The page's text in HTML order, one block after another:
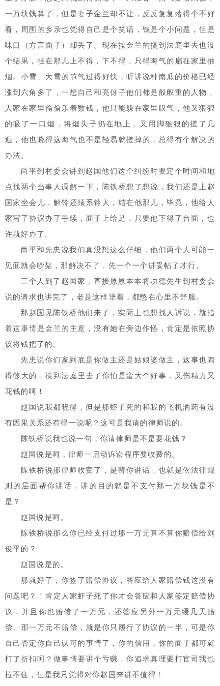
一万块钱算了，但是妻子金兰却不让，反反复复落得个不好
看，周围的乡亲也觉得自己是个笑话，钱是个小问题，但是
味口（方言面子）却丢了。现在按金兰的搞到法庭里去也没
个结果，挂在那儿上不得，下不得，只得晦气的扁在家里抽
烟。小雪、大雪的节气过得好快，听讲说种南瓜的价格已经
涨到六角多了，一想自己和亮伢子他们都是般般重的人物，
人家在家里偷偷乐着数钱，他只能躲在家里叹气，他又狠狠
的吸了一口烟，将烟头子扔在地上，又用脚狠狠的搓了几
遍，他也晓得这晦气也不是轻易就搓掉的，总得有个解决的
办法。
尚平到村委会讲到赵国他们这个纠纷时要定个时间和地
点找两个当事人调解一下，陈铁桥想了想说，我们还是上赵
国家坐会儿，解铃还须系铃人，结在他那儿，毕竟，他给人
家写了协议办了手续，面子上给足，只要他下得了台面，也
许就好办了。
尚平和先忠说我们真没想这么仔细，他们两个人可能一
见面就会吵架，那解决不了，先一个一个讲妥帖了才行。
三个人到了赵国家，直接原原本本将功德先生到村委会
说的请求也讲完了，老是这样犟着，都憋在心里不舒服。
那赵国见陈铁桥他们来了，实际上也想找人诉说，就指
着这事情是金兰的主意，没有她在旁边作怪，肯定是依照协
议将钱把了的。
先忠说你们家到底是你做主还是姑娘婆做主，这事也闹
得够大的，搞到法庭里去了你怕是蛮大个好事，又伤精力又
花钱的呵！
赵国说我都晓得，但是那虾子死的和我的飞机洒药有没
有因果关系还有得一说呢？这可是我请的律师说的。
陈铁桥说我也说一句，你请律师是不是要花钱？
赵国说是呵，律师一启动诉讼程序要收费的。
陈铁桥说那律师收费了，是替你讲话，也就是依法律规
则的层面帮你讲话，讲的目的就是不支付那一万块钱是不
是？
赵国说是呵。
陈铁桥说那么你已经支付过那一万元算不算你赔偿给刘
俊平的？
赵国说是的。
那就好了，你签了赔偿协议，答应给人家赔偿钱这没有
问题吧？！肯定人家虾子死了你才会答应和人家签定赔偿协
议，并且你也赔偿了一万元，还答应另外一万元缓几天赔
偿。那一万元不赔偿，就是你只履行了协议的一半，可是你
自己否定你自己认可的事情了，你的信用，你的面子都可就
打了折扣呵？做事情要讲个亏赚，你追求真理要打官司我也
拉不住，但是我只觉得对你赵国来讲不值得！